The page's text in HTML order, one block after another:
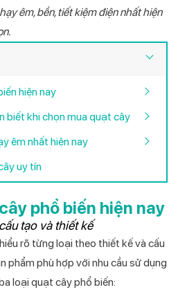
êm, bền, tiết kiệm điện nhất hiện
hiện nay
biết khi chọn mua quạt cây
êm nhất hiện nay
uy tín
phổ biến hiện nay
tạo và thiết kế
rõ từng loại theo thiết kế và cấu
phẩm phù hợp với nhu cầu sử dụng
loại quạt cây phổ biến: